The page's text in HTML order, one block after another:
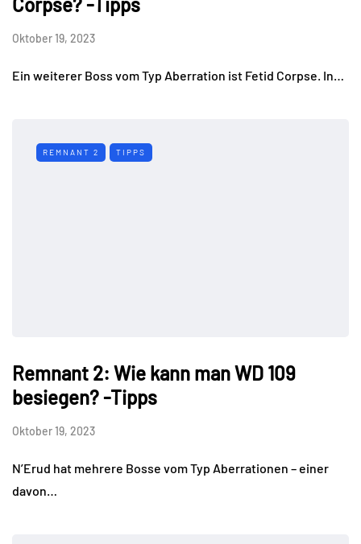
Oktober 19, 2023
Ein weiterer Boss vom Typ Aberration ist Fetid Corpse. In…
REMNANT 2 TIPPS
Remnant 2: Wie kann man WD 109
besiegen? -Tipps
Oktober 19, 2023
N’Erud hat mehrere Bosse vom Typ Aberrationen – einer
davon…